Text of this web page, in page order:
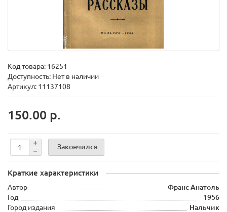
Код товара: 16251
Доступность: Нет в наличии
Артикул: 11137108
150.00 р.
Закончился
Краткие характеристики
Автор
Франс Анатоль
Год
1956
Город издания
Нальчик